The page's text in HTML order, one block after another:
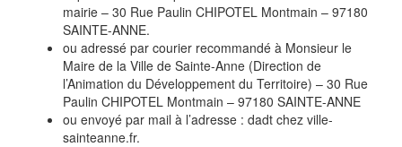
mairie – 30 Rue Paulin CHIPOTEL Montmain – 97180
SAINTE-ANNE.
ou adressé par courier recommandé à Monsieur le
Maire de la Ville de Sainte-Anne (Direction de
l’Animation du Développement du Territoire) – 30 Rue
Paulin CHIPOTEL Montmain – 97180 SAINTE-ANNE
ou envoyé par mail à l’adresse : dadt chez ville-
sainteanne.fr.